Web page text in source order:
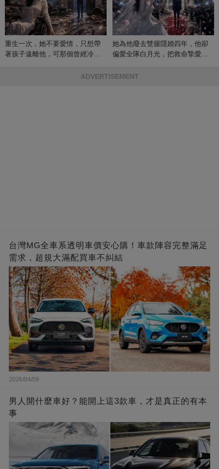
重生一次，她不要愛情，只想帶
著孩子遠離他，可那個曾經冷漠
她為他廢去雙腿隱婚四年，他卻
偏愛全隊白月光，把救命摯愛當
ADVERTISEMENT
台灣MG全車系透明車價安心購！車款陣容完整滿足
需求，超規大滿配買車不糾結
2026/04/09
男人開什麼車好？能開上這3款車，才是真正的有本
事